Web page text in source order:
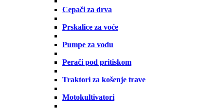
Cepači za drva
Prskalice za voće
Pumpe za vodu
Perači pod pritiskom
Traktori za košenje trave
Motokultivatori